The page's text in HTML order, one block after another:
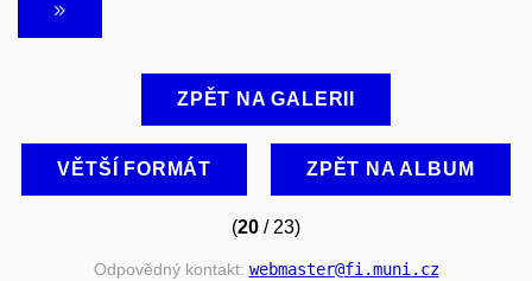
ZPĚT NA GALERII
VĚTŠÍ FORMÁT ZPĚT NA ALBUM
(20 / 23)
Odpovědný kontakt: webmaster@fi.muni.cz